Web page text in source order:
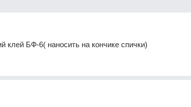
клей БФ-6( наносить на кончике спички)